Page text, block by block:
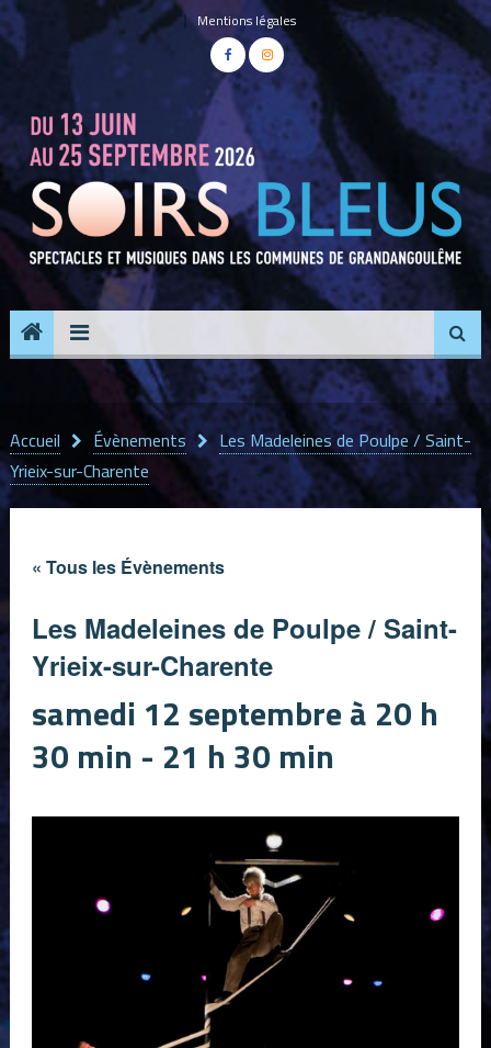
Mentions légales
Accueil Évènements
Les Madeleines de Poulpe / Saint-
Yrieix-sur-Charente
« Tous les Évènements
Les Madeleines de Poulpe / Saint-
Yrieix-sur-Charente
samedi 12 septembre à 20 h
30 min - 21 h 30 min
Panneau de gestion des cookies